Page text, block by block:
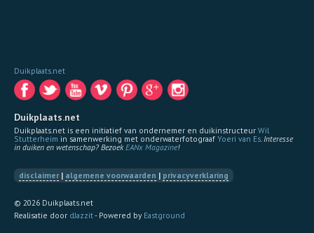
Duikplaats.net
Duikplaats.net
Duikplaats.net is een initiatief van ondernemer en duikinstructeur Wil
Stutterheim in samenwerking met onderwaterfotograaf Yoeri van Es.Interesse
in duiken en wetenschap? BezoekEANx Magazine!
disclaimer| algemene voorwaarden | privacyverklaring
© 2026 Duikplaats.net
Realisatie door dJazzit- Powered by Eastground